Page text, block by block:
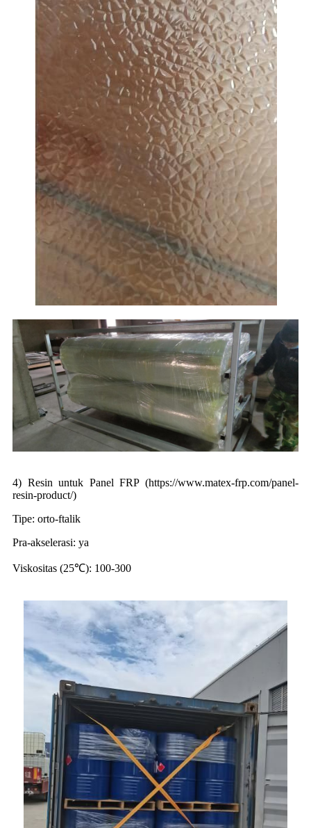
4) Resin untuk Panel FRP (https://www.matex-frp.com/panel-
resin-product/)
Tipe: orto-ftalik
Pra-akselerasi: ya
Viskositas (25℃): 100-300